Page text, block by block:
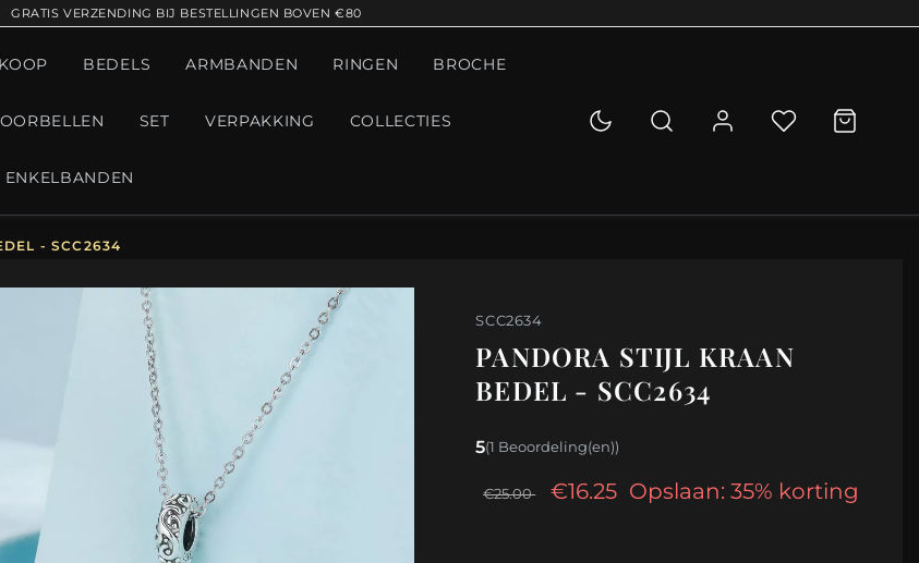
GRATIS VERZENDING BIJ BESTELLINGEN BOVEN €80
BEDELS ARMBANDEN RINGEN BROCHE
OORBELLEN SET VERPAKKING COLLECTIES
ENKELBANDEN
- SCC2634
SCC2634
PANDORA STIJL KRAAN
BEDEL - SCC2634
5(1 Beoordeling(en))
€25.00 €16.25 Opslaan: 35% korting